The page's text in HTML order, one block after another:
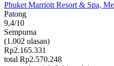
Phuket Marriott Resort & Spa,
Patong
9,4/10
Sempurna
(1.002 ulasan)
Rp2.165.331
total Rp2.570.248